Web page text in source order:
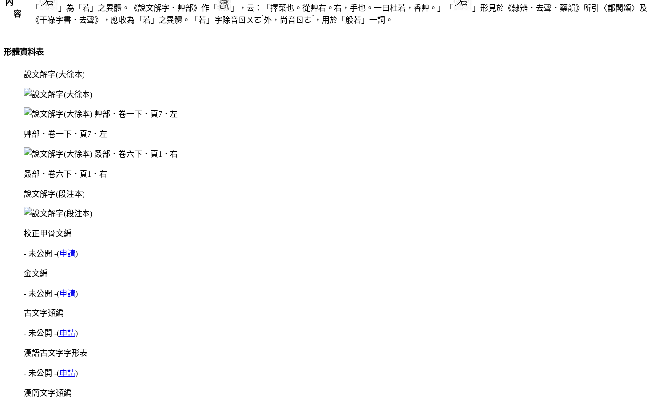
內
容
「 」為「若」之異體。《說文解字．艸部》作「 」，云：「擇菜也。從艸右。右，手也。一曰杜若，香艸。」「
」形見於《隸辨．去聲．藥韻》所引〈郙閣頌〉及
《干祿字書．去聲》，應收為「若」之異體。「若」字除音ㄖㄨㄛˋ外，尚音ㄖㄜˇ ，用於「般若」一詞。
形體資料表
說文解字(大徐本)
艸部．卷一下．頁7．左
叒部．卷六下．頁1．右
說文解字(段注本)
校正甲骨文編
- 未公開 -(申請)
金文編
- 未公開 -(申請)
古文字類編
- 未公開 -(申請)
漢語古文字字形表
- 未公開 -(申請)
漢簡文字類編